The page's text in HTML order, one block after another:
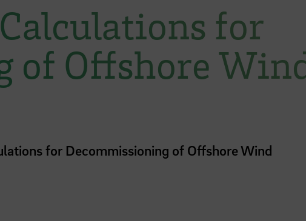
for
of Offshore
for Decommissioning of Offshore Wind